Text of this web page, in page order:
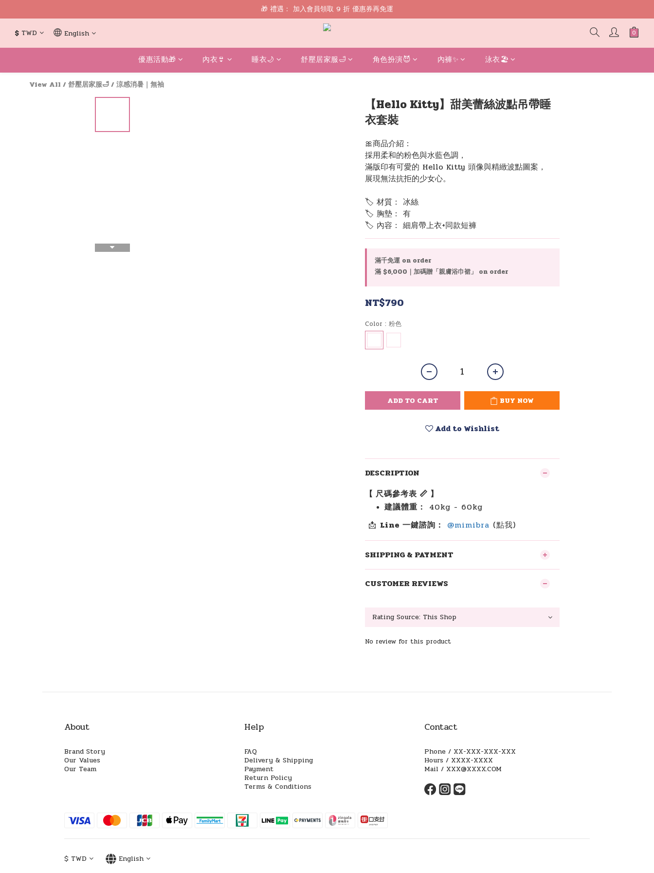
🎁 禮遇： 加入會員領取 9 折 優惠券再免運
🎁 禮遇： 加入會員領取 9 折 優惠券再免運
📱 綁定 LINE 好友，現領 $100 購物金！
🎁 禮遇： 加入會員領取 9 折 優惠券再免運
$ TWD English
優惠活動🎁 內衣👙 睡衣🌙 舒壓居家服🛁 角色扮演😈 內褲✨ 泳衣🏖️
View All /舒壓居家服🛁/涼感消暑｜無袖
【Hello Kitty】甜美蕾絲波點吊帶睡
衣套裝
🎀商品介紹：
採用柔和的粉色與水藍色調，
滿版印有可愛的 Hello Kitty 頭像與精緻波點圖案，
展現無法抗拒的少女心。
🏷 材質： 冰絲
🏷 胸墊： 有
🏷 內容： 細肩帶上衣+同款短褲
滿千免運 on order
滿 $6,000｜加碼贈「親膚浴巾裙」 on order
NT$790
Color : 粉色
ADD TO CART BUY NOW
Add to Wishlist
DESCRIPTION
【 尺碼參考表 📏 】
建議體重： 40kg - 60kg
📩 Line 一鍵諮詢： @mimibra (點我)
SHIPPING & PAYMENT
CUSTOMER REVIEWS
No review for this product
About
Brand Story
Our Values
Our Team
Help
FAQ
Delivery & Shipping
Payment
Return Policy
Terms & Conditions
Contact
Phone / XX-XXX-XXX-XXX
Hours / XXXX-XXXX
Mail / XXX@XXXX.COM
$ TWD English